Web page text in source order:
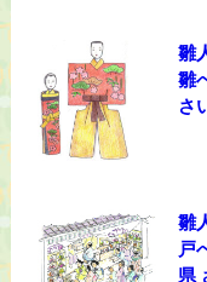
雛
雛
雛
戸